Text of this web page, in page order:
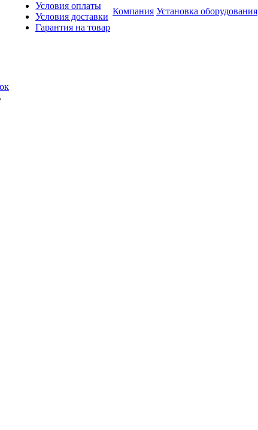
Условия оплаты
Условия доставки
Гарантия на товар
Компания Установка оборудования